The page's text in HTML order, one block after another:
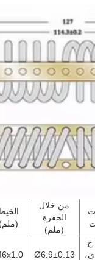
من خلال
الحفرة
(ملم)
(ملم)
ج
Ø6.9±0.13